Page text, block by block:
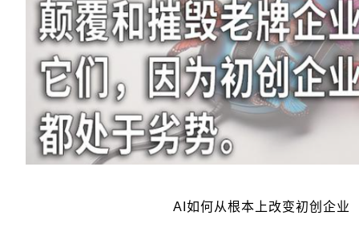
AI如何从根本上改变初创企业